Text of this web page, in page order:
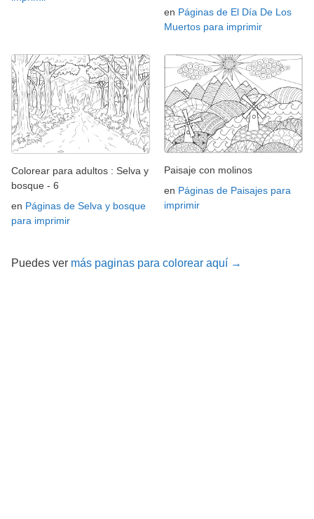
en Páginas de El Día De Los
Muertos para imprimir
Colorear para adultos : Selva y
bosque - 6
en Páginas de Selva y bosque
para imprimir
Paisaje con molinos
en Páginas de Paisajes para
imprimir
Puedes ver más paginas para colorear aquí →